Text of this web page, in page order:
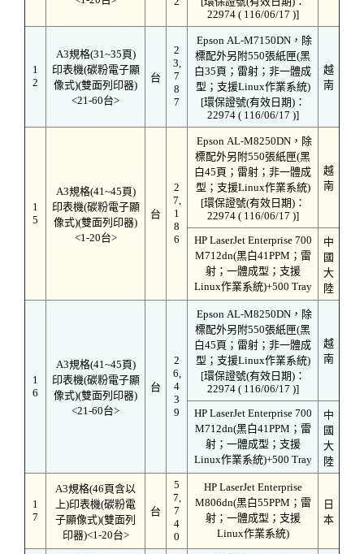
22974 ( 116/06/17 )]
1
2
A3規格(31~35頁)
印表機(碳粉電子顯
像式)(雙面列印器)
<21-60台>
台
2
3,
7
8
7
Epson AL-M7150DN，除
標配外另附550張紙匣(黑
白35頁；雷射；非一體成
型；支援Linux作業系統)
[環保證號(有效日期)：
22974 ( 116/06/17 )]
越
南
1
5
A3規格(41~45頁)
印表機(碳粉電子顯
像式)(雙面列印器)
<1-20台>
台
2
7,
1
8
6
Epson AL-M8250DN，除
標配外另附550張紙匣(黑
白45頁；雷射；非一體成
型；支援Linux作業系統)
[環保證號(有效日期)：
22974 ( 116/06/17 )]
越
南
HP LaserJet Enterprise 700
M712dn(黑白41PPM；雷
射；一體成型；支援
Linux作業系統)+500 Tray
中
國
大
陸
1
6
A3規格(41~45頁)
印表機(碳粉電子顯
像式)(雙面列印器)
<21-60台>
台
2
6,
4
3
9
Epson AL-M8250DN，除
標配外另附550張紙匣(黑
白45頁；雷射；非一體成
型；支援Linux作業系統)
[環保證號(有效日期)：
22974 ( 116/06/17 )]
越
南
HP LaserJet Enterprise 700
M712dn(黑白41PPM；雷
射；一體成型；支援
Linux作業系統)+500 Tray
中
國
大
陸
1
7
A3規格(46頁含以
上)印表機(碳粉電
子顯像式)(雙面列
印器)<1-20台>
台
5
7,
7
4
0
HP LaserJet Enterprise
M806dn(黑白55PPM；雷
射；一體成型；支援
Linux作業系統)
日
本